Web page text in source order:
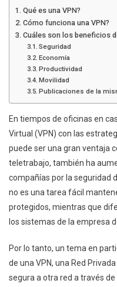
Qué es una VPN?
Cómo funciona una VPN?
Cuáles son los beneficios
Seguridad
Economía
Productividad
Movilidad
Publicaciones de la
En tiempos de oficinas en
Virtual (VPN) con las
puede ser una gran ventaja
teletrabajo, también ha
compañías por la seguridad
no es una tarea fácil
protegidos, mientras que
los sistemas de la empresa
Por lo tanto, un tema en
de una VPN, una Red
segura a otra red a través